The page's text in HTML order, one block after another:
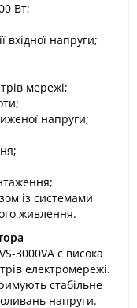
Вт;
вхідної напруги;
мережі;
напруги;
із системами
живлення.
3000VA є висока
електромережі.
стабільне
напруги.